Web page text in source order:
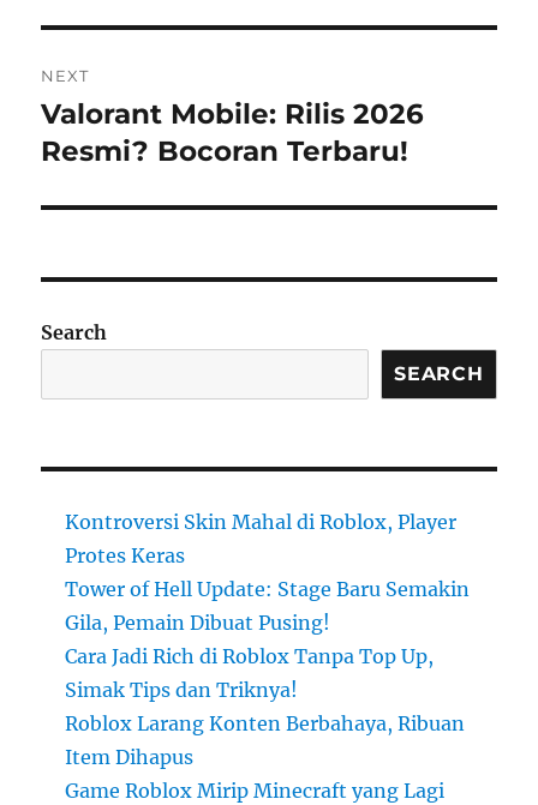
NEXT
Next
post:
Valorant Mobile: Rilis 2026
Resmi? Bocoran Terbaru!
Search
SEARCH
Kontroversi Skin Mahal di Roblox, Player
Protes Keras
Tower of Hell Update: Stage Baru Semakin
Gila, Pemain Dibuat Pusing!
Cara Jadi Rich di Roblox Tanpa Top Up,
Simak Tips dan Triknya!
Roblox Larang Konten Berbahaya, Ribuan
Item Dihapus
Game Roblox Mirip Minecraft yang Lagi